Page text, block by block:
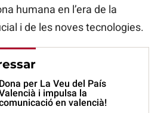
humana en l’era de la
i de les noves tecnologies.
Dona per La Veu del País
i impulsa la
en valencià!